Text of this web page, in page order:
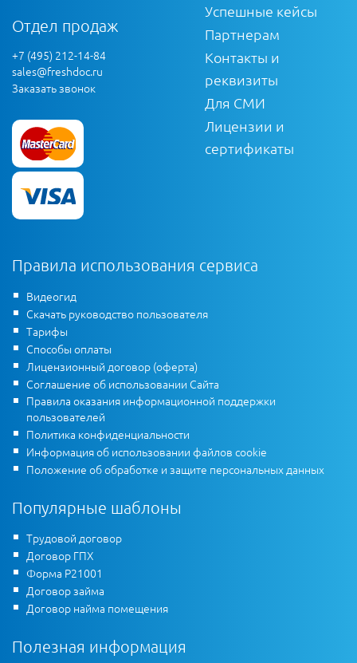
Отдел продаж
+7 (495) 212-14-84
sales@freshdoc.ru
Заказать звонок
Успешные кейсы
Партнерам
Контакты и
реквизиты
Для СМИ
Лицензии и
сертификаты
Правила использования сервиса
Видеогид
Скачать руководство пользователя
Тарифы
Способы оплаты
Лицензионный договор (оферта)
Соглашение об использовании Сайта
Правила оказания информационной поддержки
пользователей
Политика конфиденциальности
Информация об использовании файлов cookie
Положение об обработке и защите персональных данных
Популярные шаблоны
Трудовой договор
Договор ГПХ
Форма Р21001
Договор займа
Договор найма помещения
Полезная информация